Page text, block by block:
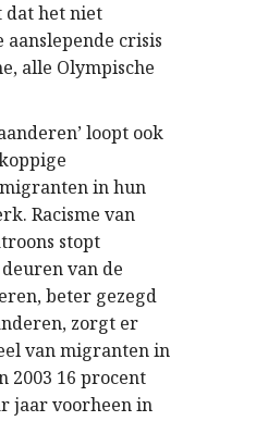
dat het niet
crisis
alle Olympische
loopt ook
in hun
Racisme van
stopt
van de
beter gezegd
zorgt er
van migranten in
2003 16 procent
jaar voorheen in